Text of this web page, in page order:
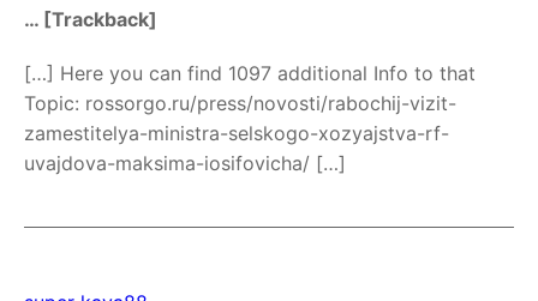
… [Trackback]
[…] Here you can find 1097 additional Info to that
Topic: rossorgo.ru/press/novosti/rabochij-vizit-
zamestitelya-ministra-selskogo-xozyajstva-rf-
uvajdova-maksima-iosifovicha/ […]